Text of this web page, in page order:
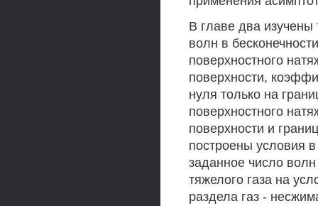
В главе два изучены
волн в
поверхностного
поверхности,
нуля только на
поверхностного
поверхности и
построены условия
заданное число
тяжелого газа на
раздела газ -